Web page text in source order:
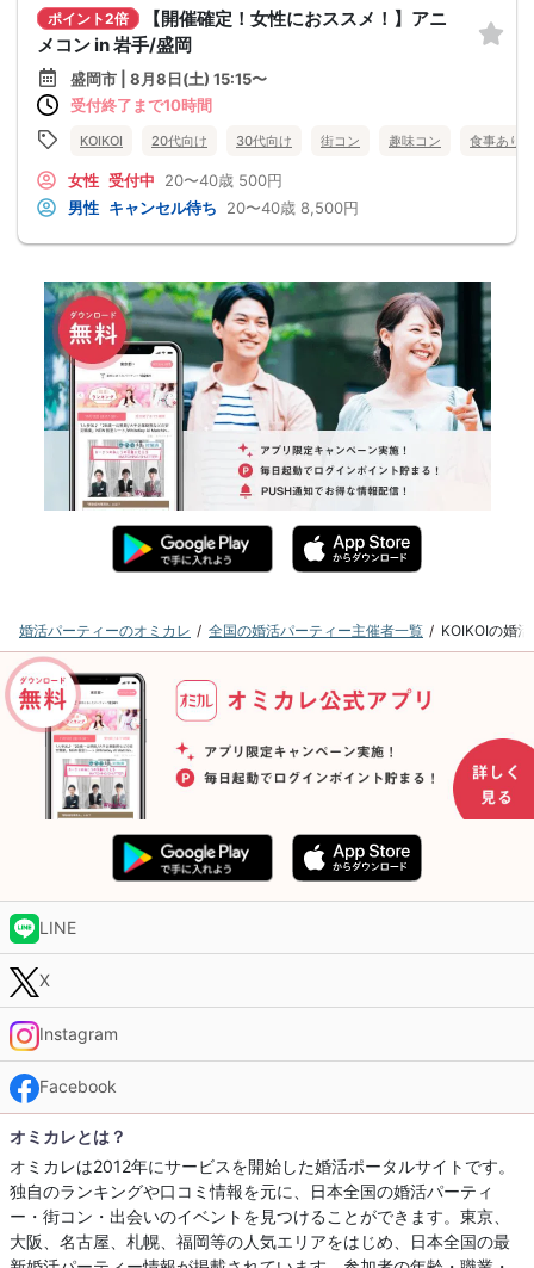
ポイント2倍
【開催確定！女性におススメ！】アニ
メコン in 岩手/盛岡
盛岡市 | 8月8日(土) 15:15〜
受付終了まで10時間
KOIKOI 20代向け 30代向け 街コン 趣味コン 食事あり
女性 受付中 20〜40歳 500円
男性 キャンセル待ち 20〜40歳 8,500円
婚活パーティーのオミカレ 全国の婚活パーティー主催者一覧 KOIKOIの婚
LINE
X
Instagram
Facebook
オミカレとは？
オミカレは2012年にサービスを開始した婚活ポータルサイトです。
独自のランキングや口コミ情報を元に、日本全国の婚活パーティ
ー・街コン・出会いのイベントを見つけることができます。東京、
大阪、名古屋、札幌、福岡等の人気エリアをはじめ、日本全国の最